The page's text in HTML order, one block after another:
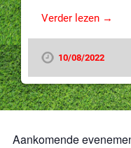
Verder lezen →
10/08/2022
Aankomende